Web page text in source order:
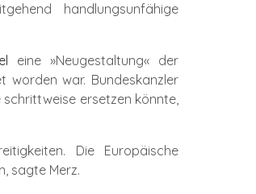
handlungsunfähige
eine »Neugestaltung« der
worden war. Bundeskanzler
ersetzen könnte,
Die Europäische
sagte Merz.